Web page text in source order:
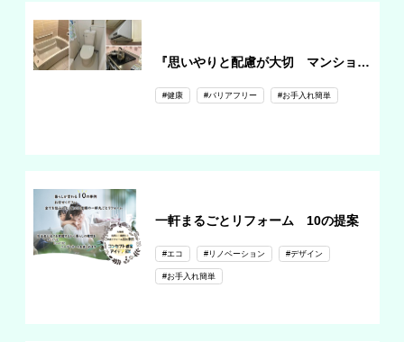
『思いやりと配慮が大切 マンションリフォーム』
#健康 #バリアフリー #お手入れ簡単
一軒まるごとリフォーム 10の提案
#エコ #リノベーション #デザイン
#お手入れ簡単